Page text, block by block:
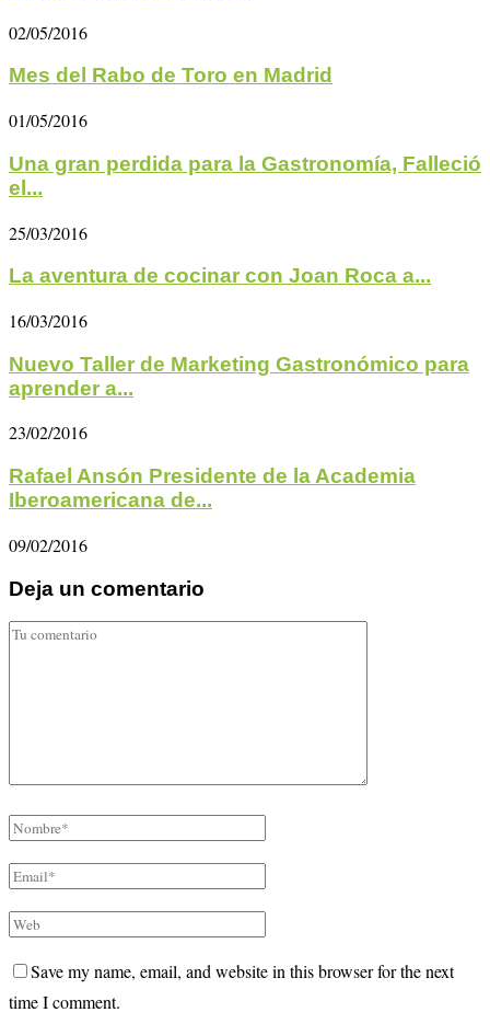
02/05/2016
Mes del Rabo de Toro en Madrid
01/05/2016
Una gran perdida para la Gastronomía, Falleció
el...
25/03/2016
La aventura de cocinar con Joan Roca a...
16/03/2016
Nuevo Taller de Marketing Gastronómico para
aprender a...
23/02/2016
Rafael Ansón Presidente de la Academia
Iberoamericana de...
09/02/2016
Deja un comentario
Save my name, email, and website in this browser for the next
time I comment.